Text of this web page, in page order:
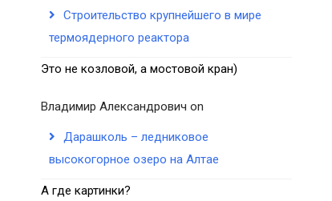
Строительство крупнейшего в мире
термоядерного реактора
Это не козловой, а мостовой кран)
Владимир Александрович on
Дарашколь – ледниковое
высокогорное озеро на Алтае
А где картинки?